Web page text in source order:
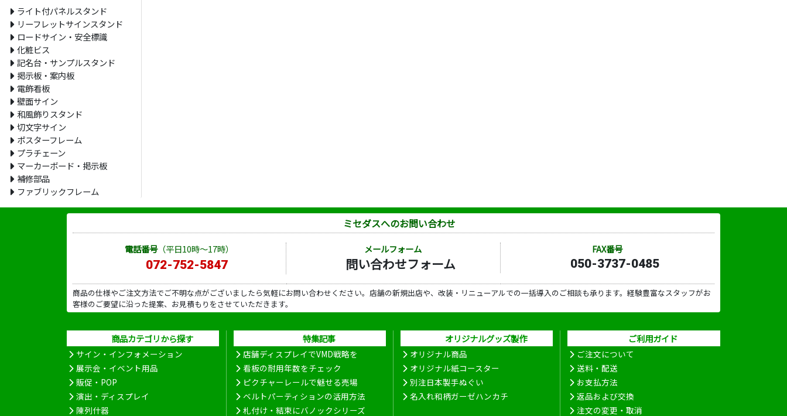
ライト付パネルスタンド
リーフレットサインスタンド
ロードサイン・安全標識
化粧ビス
記名台・サンプルスタンド
掲示板・案内板
電飾看板
壁面サイン
和風飾りスタンド
切文字サイン
ポスターフレーム
プラチェーン
マーカーボード・掲示板
補修部品
ファブリックフレーム
ミセダスへのお問い合わせ
電話番号（平日10時～17時）
072-752-5847
メールフォーム
問い合わせフォーム
FAX番号
050-3737-0485
商品の仕様やご注文方法でご不明な点がございましたら気軽にお問い合わせください。店舗の新規出店や、改装・リニューアルでの一括導入のご相談も承ります。経験豊富なスタッフがお
客様のご要望に沿った提案、お見積もりをさせていただきます。
商品カテゴリから探す
サイン・インフォメーション
展示会・イベント用品
販促・POP
演出・ディスプレイ
陳列什器
特集記事
店舗ディスプレイでVMD戦略を
看板の耐用年数をチェック
ピクチャーレールで魅せる売場
ベルトパーティションの活用方法
札付け・結束にバノックシリーズ
オリジナルグッズ製作
オリジナル商品
オリジナル紙コースター
別注日本製手ぬぐい
名入れ和柄ガーゼハンカチ
ご利用ガイド
ご注文について
送料・配送
お支払方法
返品および交換
注文の変更・取消